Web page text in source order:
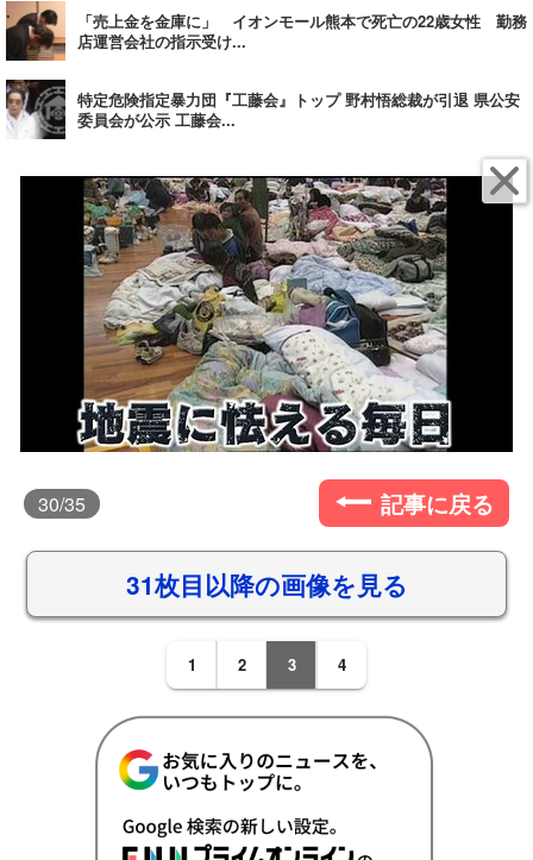
「売上金を金庫に」 イオンモール熊本で死亡の22歳女性 勤務
店運営会社の指示受け...
特定危険指定暴力団『工藤会』トップ 野村悟総裁が引退 県公安
委員会が公示 工藤会...
30/35 記事に戻る
31枚目以降の画像を見る
1 2 3 4